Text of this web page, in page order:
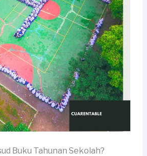
Buku Tahunan Sekolah?